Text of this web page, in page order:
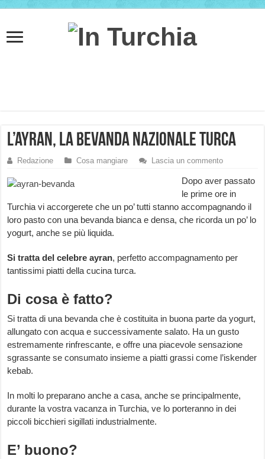
L’ayran, la bevanda nazionale Turca
Redazione Cosa mangiare Lascia un commento
Dopo aver passato
le prime ore in
Turchia vi accorgerete che un po’ tutti stanno accompagnando il
loro pasto con una bevanda bianca e densa, che ricorda un po’ lo
yogurt, anche se più liquida.
Si tratta del celebre ayran, perfetto accompagnamento per
tantissimi piatti della cucina turca.
Di cosa è fatto?
Si tratta di una bevanda che è costituita in buona parte da yogurt,
allungato con acqua e successivamente salato. Ha un gusto
estremamente rinfrescante, e offre una piacevole sensazione
sgrassante se consumato insieme a piatti grassi come l’iskender
kebab.
In molti lo preparano anche a casa, anche se principalmente,
durante la vostra vacanza in Turchia, ve lo porteranno in dei
piccoli bicchieri sigillati industrialmente.
E’ buono?